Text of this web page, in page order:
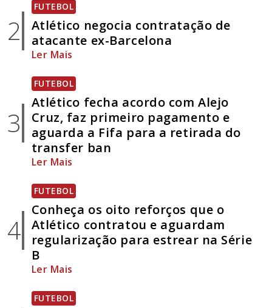
2
FUTEBOL
Atlético negocia contratação de
atacante ex-Barcelona
Ler Mais
3
FUTEBOL
Atlético fecha acordo com Alejo
Cruz, faz primeiro pagamento e
aguarda a Fifa para a retirada do
transfer ban
Ler Mais
4
FUTEBOL
Conheça os oito reforços que o
Atlético contratou e aguardam
regularização para estrear na Série
B
Ler Mais
FUTEBOL